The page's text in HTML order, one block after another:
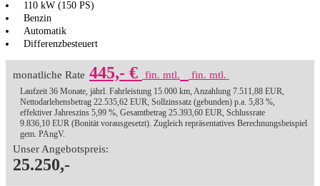
110 kW (150 PS)
Benzin
Automatik
Differenzbesteuert
monatliche Rate 445,- € fin. mtl. fin. mtl.
Laufzeit 36 Monate, jährl. Fahrleistung 15.000 km, Anzahlung 7.511,88 EUR,
Nettodarlehensbetrag 22.535,62 EUR, Sollzinssatz (gebunden) p.a. 5,83 %,
effektiver Jahreszins 5,99 %, Gesamtbetrag 25.393,60 EUR, Schlussrate
9.836,10 EUR (Bonität vorausgesetzt). Zugleich repräsentatives Berechnungsbeispiel
gem. PAngV.
Unser Angebotspreis:
25.250,-